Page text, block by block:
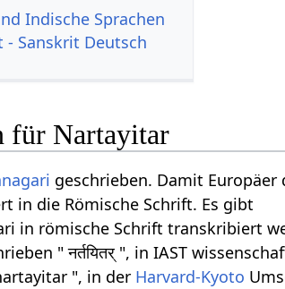
Indische Sprachen
- Sanskrit Deutsch
für Nartayitar
geschrieben. Damit Europäer
in die Römische Schrift. Es gibt
in römische Schrift transkribiert
" नर्तयितर् ", in IAST
", in der Harvard-Kyoto